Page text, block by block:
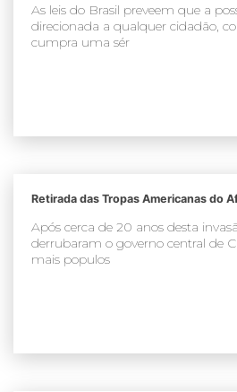
As leis do Brasil preveem que a
direcionada a qualquer cidadão,
cumpra uma sér
Retirada das Tropas Americanas do
Após cerca de 20 anos desta
derrubaram o governo central de
mais populos